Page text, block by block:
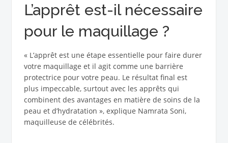
L’apprêt est-il nécessaire
pour le maquillage ?
« L’apprêt est une étape essentielle pour faire durer
votre maquillage et il agit comme une barrière
protectrice pour votre peau. Le résultat final est
plus impeccable, surtout avec les apprêts qui
combinent des avantages en matière de soins de la
peau et d’hydratation », explique Namrata Soni,
maquilleuse de célébrités.